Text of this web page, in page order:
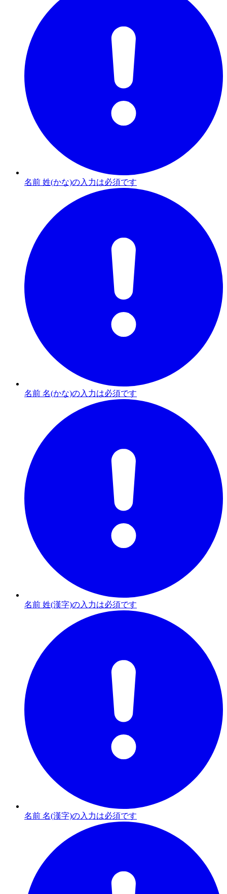
名前 姓(かな)の入力は必須です
名前 名(かな)の入力は必須です
名前 姓(漢字)の入力は必須です
名前 名(漢字)の入力は必須です